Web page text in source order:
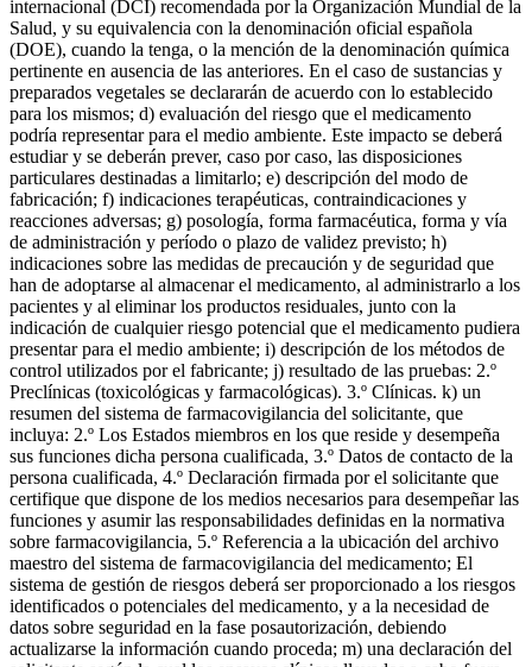
internacional (DCI) recomendada por la Organización Mundial de la
Salud, y su equivalencia con la denominación oficial española
(DOE), cuando la tenga, o la mención de la denominación química
pertinente en ausencia de las anteriores. En el caso de sustancias y
preparados vegetales se declararán de acuerdo con lo establecido
para los mismos; d) evaluación del riesgo que el medicamento
podría representar para el medio ambiente. Este impacto se deberá
estudiar y se deberán prever, caso por caso, las disposiciones
particulares destinadas a limitarlo; e) descripción del modo de
fabricación; f) indicaciones terapéuticas, contraindicaciones y
reacciones adversas; g) posología, forma farmacéutica, forma y vía
de administración y período o plazo de validez previsto; h)
indicaciones sobre las medidas de precaución y de seguridad que
han de adoptarse al almacenar el medicamento, al administrarlo a los
pacientes y al eliminar los productos residuales, junto con la
indicación de cualquier riesgo potencial que el medicamento pudiera
presentar para el medio ambiente; i) descripción de los métodos de
control utilizados por el fabricante; j) resultado de las pruebas: 2.º
Preclínicas (toxicológicas y farmacológicas). 3.º Clínicas. k) un
resumen del sistema de farmacovigilancia del solicitante, que
incluya: 2.º Los Estados miembros en los que reside y desempeña
sus funciones dicha persona cualificada, 3.º Datos de contacto de la
persona cualificada, 4.º Declaración firmada por el solicitante que
certifique que dispone de los medios necesarios para desempeñar las
funciones y asumir las responsabilidades definidas en la normativa
sobre farmacovigilancia, 5.º Referencia a la ubicación del archivo
maestro del sistema de farmacovigilancia del medicamento; El
sistema de gestión de riesgos deberá ser proporcionado a los riesgos
identificados o potenciales del medicamento, y a la necesidad de
datos sobre seguridad en la fase posautorización, debiendo
actualizarse la información cuando proceda; m) una declaración del